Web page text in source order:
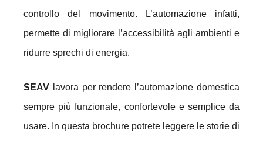
controllo del movimento.
L’automazione infatti,
permette di migliorare l’accessibilità agli ambienti e
ridurre sprechi di energia.
SEAV lavora per rendere l’automazione domestica
sempre più funzionale, confortevole e semplice da
usare. In questa brochure potrete leggere le storie di